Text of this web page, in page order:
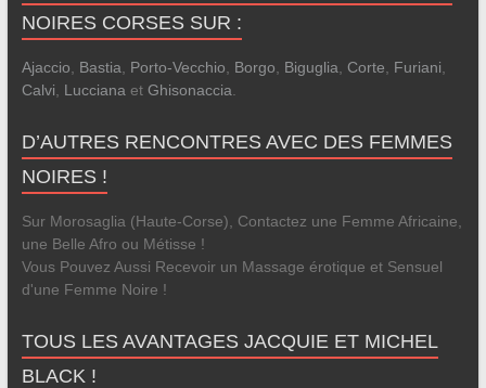
NOIRES CORSES SUR :
Ajaccio Bastia Porto-Vecchio Borgo Biguglia Corte Furiani
Calvi
Lucciana et Ghisonaccia
D’AUTRES RENCONTRES AVEC DES FEMMES
NOIRES !
Sur Morosaglia (Haute-Corse), Contactez une Femme Africaine,
une Belle Afro ou Métisse !
Vous Pouvez Aussi Recevoir un Massage érotique et Sensuel
d'une Femme Noire !
TOUS LES AVANTAGES JACQUIE ET MICHEL
BLACK !